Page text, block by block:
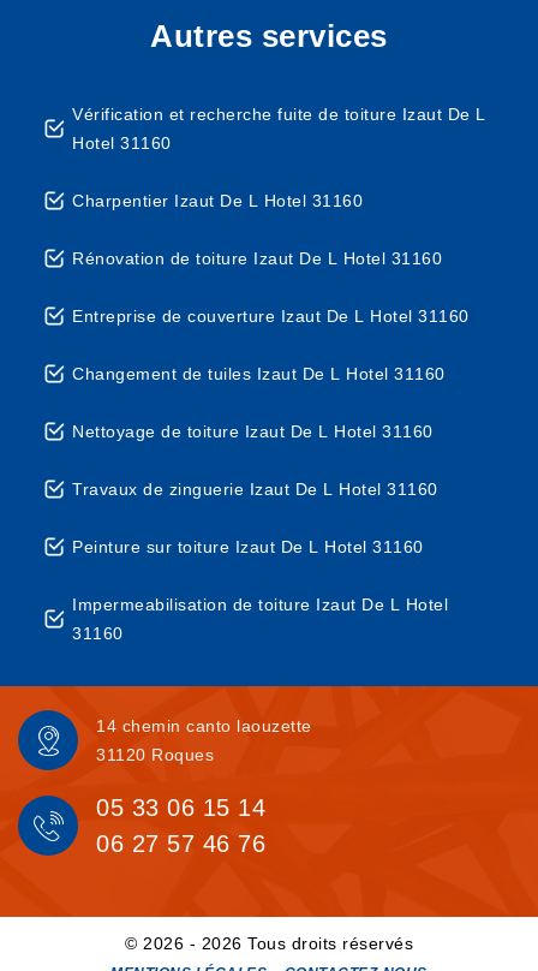
Autres services
Vérification et recherche fuite de toiture Izaut De L
Hotel 31160
Charpentier Izaut De L Hotel 31160
Rénovation de toiture Izaut De L Hotel 31160
Entreprise de couverture Izaut De L Hotel 31160
Changement de tuiles Izaut De L Hotel 31160
Nettoyage de toiture Izaut De L Hotel 31160
Travaux de zinguerie Izaut De L Hotel 31160
Peinture sur toiture Izaut De L Hotel 31160
Impermeabilisation de toiture Izaut De L Hotel
31160
14 chemin canto laouzette
31120 Roques
05 33 06 15 14
06 27 57 46 76
© 2026 - 2026 Tous droits réservés